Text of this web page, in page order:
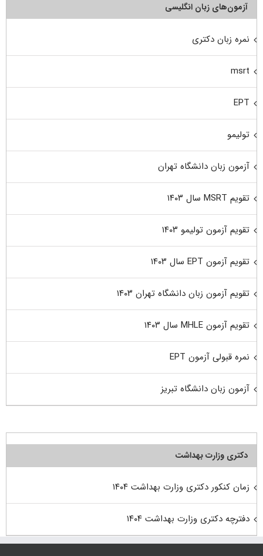
آزمون‌های زبان انگلیسی
نمره زبان دکتری
msrt
EPT
تولیمو
آزمون زبان دانشگاه تهران
تقویم MSRT سال ۱۴۰۳
تقویم آزمون تولیمو ۱۴۰۳
تقویم آزمون EPT سال ۱۴۰۳
تقویم آزمون زبان دانشگاه تهران ۱۴۰۳
تقویم آزمون MHLE سال ۱۴۰۳
نمره قبولی آزمون EPT
آزمون زبان دانشگاه تبریز
دکتری وزارت بهداشت
زمان کنکور دکتری وزارت بهداشت ۱۴۰۴
دفترچه دکتری وزارت بهداشت ۱۴۰۴